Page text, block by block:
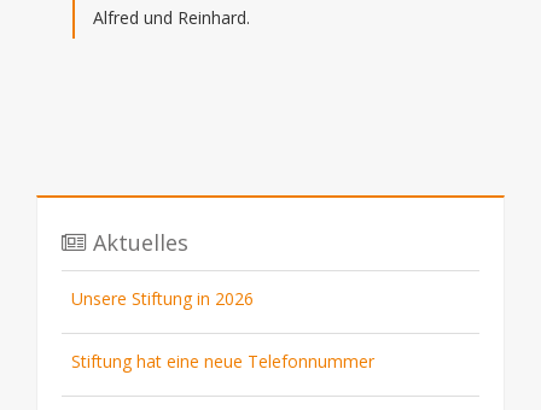
Alfred und Reinhard.
Aktuelles
Unsere Stiftung in 2026
Stiftung hat eine neue Telefonnummer